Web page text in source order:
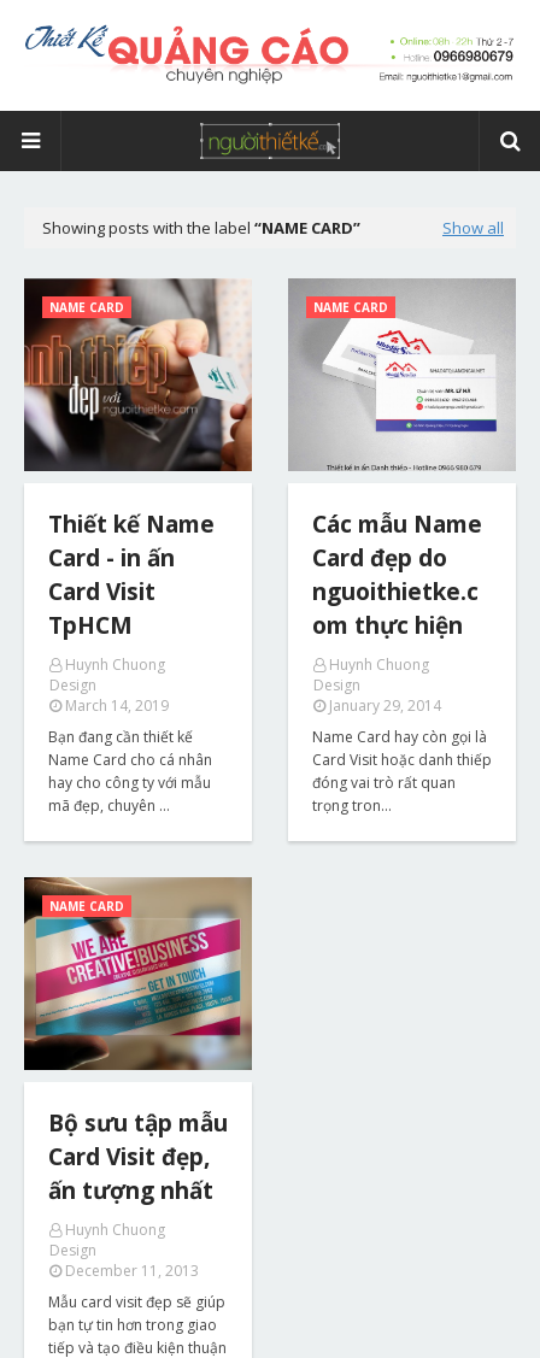
Showing posts with the label NAME CARD Show all
NAME CARD
Thiết kế Name
Card - in ấn
Card Visit
TpHCM
Huynh Chuong
Design
March 14, 2019
Bạn đang cần thiết kế
Name Card cho cá nhân
hay cho công ty với mẫu
mã đẹp, chuyên …
NAME CARD
Các mẫu Name
Card đẹp do
nguoithietke.c
om thực hiện
Huynh Chuong
Design
January 29, 2014
Name Card hay còn gọi là
Card Visit hoặc danh thiếp
đóng vai trò rất quan
trọng tron…
NAME CARD
Bộ sưu tập mẫu
Card Visit đẹp,
ấn tượng nhất
Huynh Chuong
Design
December 11, 2013
Mẫu card visit đẹp sẽ giúp
bạn tự tin hơn trong giao
tiếp và tạo điều kiện thuận